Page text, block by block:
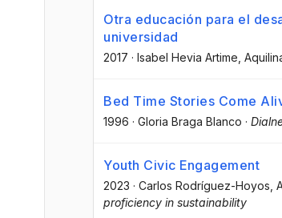
Otra educación para el
universidad
2017 · Isabel Hevia Artime ,
Bed Time Stories Come
1996 · Gloria Braga Blanco ·
Youth Civic Engagement
2023 · Carlos Rodríguez-Hoyos ,
proficiency in sustainability